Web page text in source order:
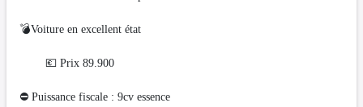
💣Voiture en excellent état
💶 Prix 89.900
⛔ Puissance fiscale : 9cv essence